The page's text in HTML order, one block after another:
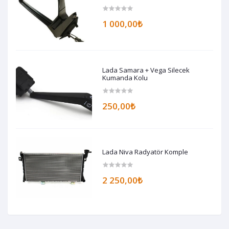
1 000,00₺
Lada Samara + Vega Silecek
Kumanda Kolu
250,00₺
Lada Niva Radyatör Komple
2 250,00₺